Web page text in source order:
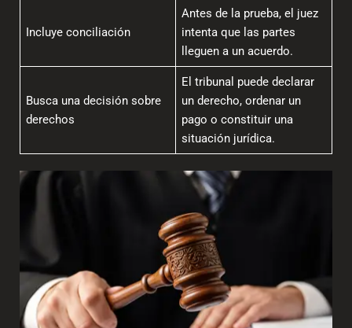
Incluye conciliación
Antes de la prueba, el juez
intenta que las partes
lleguen a un acuerdo.
Busca una decisión sobre
derechos
El tribunal puede declarar
un derecho, ordenar un
pago o constituir una
situación jurídica.